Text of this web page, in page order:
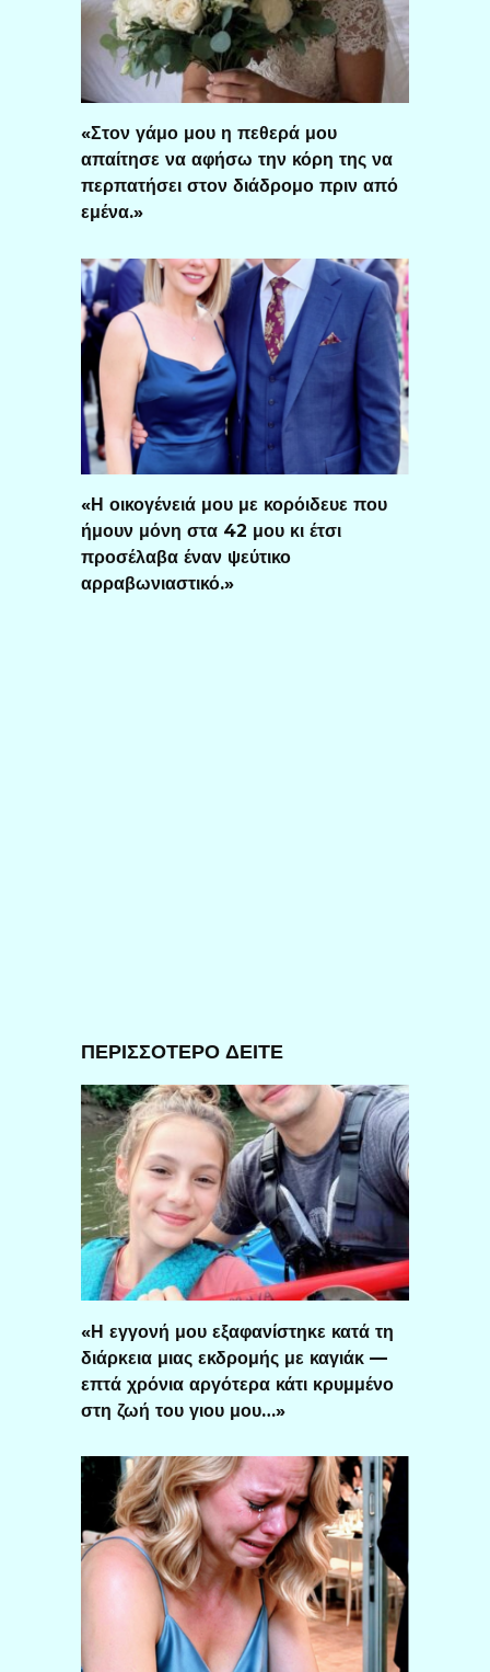
«Στον γάμο μου η πεθερά μου
απαίτησε να αφήσω την κόρη της να
περπατήσει στον διάδρομο πριν από
εμένα.»
«Η οικογένειά μου με κορόιδευε που
ήμουν μόνη στα 42 μου κι έτσι
προσέλαβα έναν ψεύτικο
αρραβωνιαστικό.»
ΠΕΡΙΣΣΟΤΕΡΟ ΔΕΙΤΕ
«Η εγγονή μου εξαφανίστηκε κατά τη
διάρκεια μιας εκδρομής με καγιάκ —
επτά χρόνια αργότερα κάτι κρυμμένο
στη ζωή του γιου μου…»